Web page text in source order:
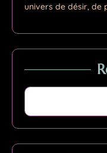
univers de désir, de